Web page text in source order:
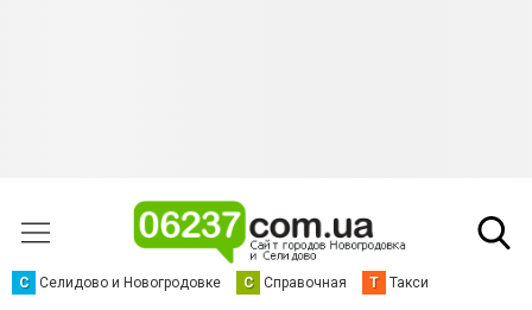
С Селидово и Новогродовке С Справочная Т Такси